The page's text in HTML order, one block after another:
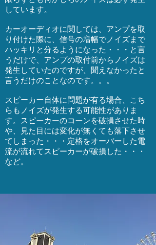
しています。
カーオーディオに関しては、アンプを取
り付けた際に、信号の増幅でノイズまで
ハッキリと分るようになった・・・と言
うだけで、アンプの取付前からノイズは
発生していたのですが、聞えなかったと
言うだけのことなのです。。。
スピーカー自体に問題が有る場合、こち
らもノイズが発生する可能性がありま
す。スピーカーのコーンを破損させた時
や、見た目には変化が無くても落下させ
てしまった・・・定格をオーバーした電
流が流れてスピーカーが破損した・・・
など。